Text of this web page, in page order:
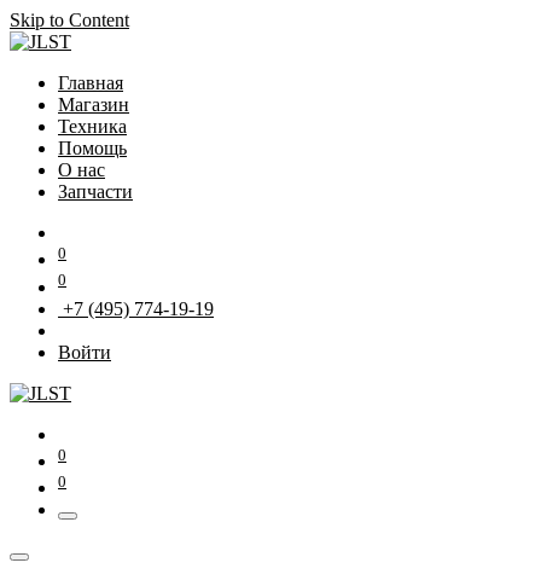
Skip to Content
Главная
Магазин
Техника
Помощь
О нас
Запчасти
0
0
+7 (495) 774-19-19
Войти
0
0